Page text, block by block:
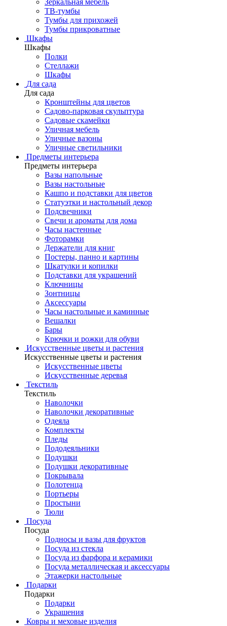
Зеркальная мебель
ТВ-тумбы
Тумбы для прихожей
Тумбы прикроватные
Шкафы
Шкафы
Полки
Стеллажи
Шкафы
Для сада
Для сада
Кронштейны для цветов
Садово-парковая скульптура
Садовые скамейки
Уличная мебель
Уличные вазоны
Уличные светильники
Предметы интерьера
Предметы интерьера
Вазы напольные
Вазы настольные
Кашпо и подставки для цветов
Статуэтки и настольный декор
Подсвечники
Свечи и ароматы для дома
Часы настенные
Фоторамки
Держатели для книг
Постеры, панно и картины
Шкатулки и копилки
Подставки для украшений
Ключницы
Зонтницы
Аксессуары
Часы настольные и каминные
Вешалки
Бары
Крючки и рожки для обуви
Искусственные цветы и растения
Искусственные цветы и растения
Искусственные цветы
Искусcтвенные деревья
Текстиль
Текстиль
Наволочки
Наволочки декоративные
Одеяла
Комплекты
Пледы
Пододеяльники
Подушки
Подушки декоративные
Покрывала
Полотенца
Портьеры
Простыни
Тюли
Посуда
Посуда
Подносы и вазы для фруктов
Посуда из стекла
Посуда из фарфора и керамики
Посуда металлическая и аксессуары
Этажерки настольные
Подарки
Подарки
Подарки
Украшения
Ковры и меховые изделия